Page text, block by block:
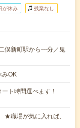
が休み 残業なし
俣新町駅から---分／鬼
OK
ト時間選べます！
職場が気に入れば、